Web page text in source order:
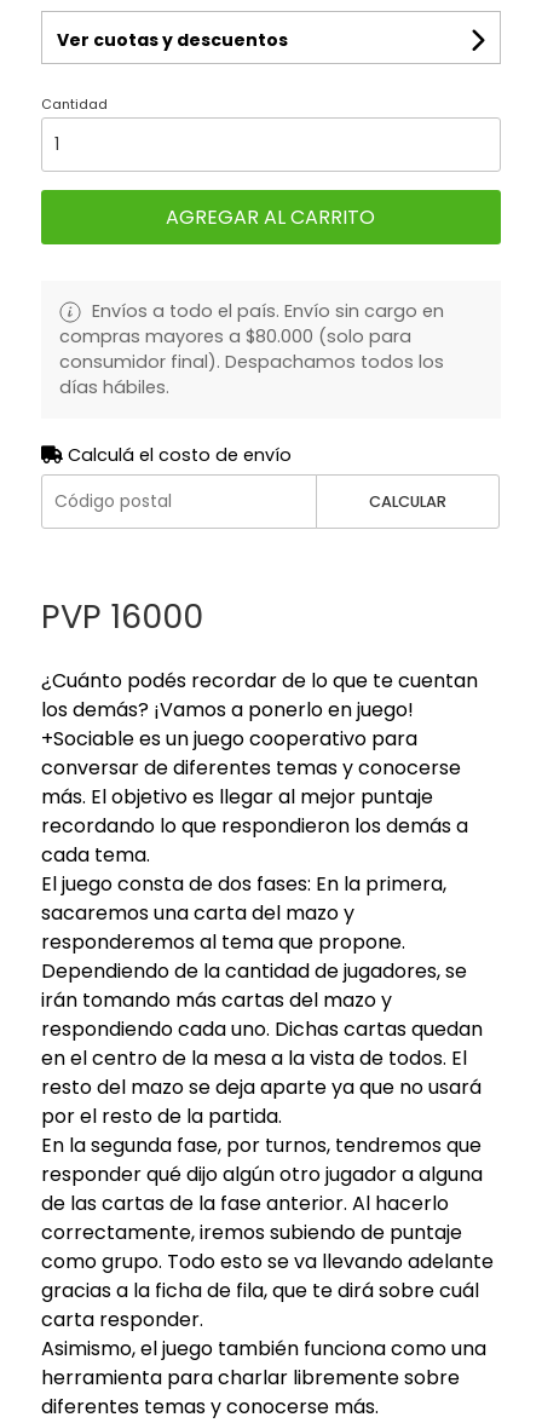
Ver cuotas y descuentos
Cantidad
AGREGAR AL CARRITO
Envíos a todo el país. Envío sin cargo en
compras mayores a $80.000 (solo para
consumidor final). Despachamos todos los
días hábiles.
Calculá el costo de envío
CALCULAR
PVP 16000
¿Cuánto podés recordar de lo que te cuentan
los demás? ¡Vamos a ponerlo en juego!
+Sociable es un juego cooperativo para
conversar de diferentes temas y conocerse
más. El objetivo es llegar al mejor puntaje
recordando lo que respondieron los demás a
cada tema.
El juego consta de dos fases: En la primera,
sacaremos una carta del mazo y
responderemos al tema que propone.
Dependiendo de la cantidad de jugadores, se
irán tomando más cartas del mazo y
respondiendo cada uno. Dichas cartas quedan
en el centro de la mesa a la vista de todos. El
resto del mazo se deja aparte ya que no usará
por el resto de la partida.
En la segunda fase, por turnos, tendremos que
responder qué dijo algún otro jugador a alguna
de las cartas de la fase anterior. Al hacerlo
correctamente, iremos subiendo de puntaje
como grupo. Todo esto se va llevando adelante
gracias a la ficha de fila, que te dirá sobre cuál
carta responder.
Asimismo, el juego también funciona como una
herramienta para charlar libremente sobre
diferentes temas y conocerse más.